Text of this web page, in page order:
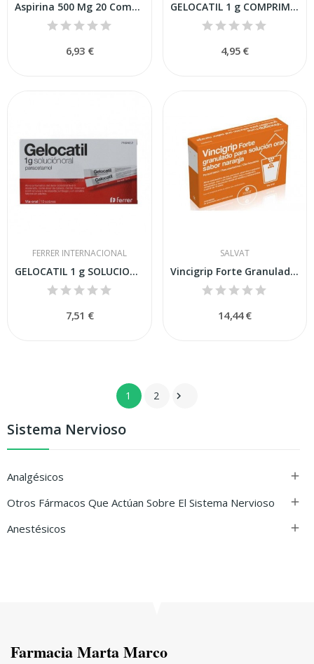
Sistema Nervioso
Analgésicos 
Otros Fármacos Que Actúan Sobre El Sistema Nervioso 
Anestésicos 
Aspirina 500 Mg 20 Comprimidos
6,93 €
GELOCATIL 1 g COMPRIMIDOS,10 comprimidos
4,95 €
FERRER INTERNACIONAL
GELOCATIL 1 g SOLUCION ORAL,10 sobres
7,51 €
SALVAT
Vincigrip Forte Granulado para Solución Oral...
14,44 €
1 2 
Farmacia Marta Marco